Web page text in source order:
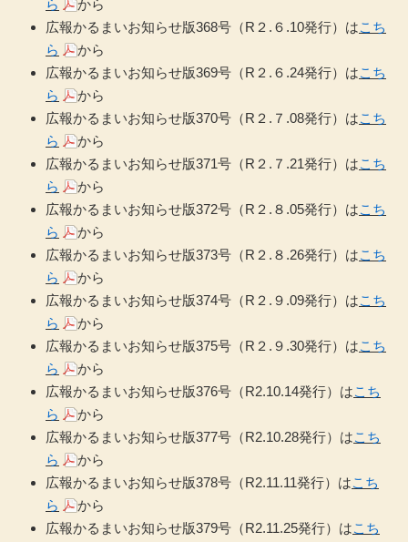
ら
から
広報かるまいお知らせ版368号（R２.６.10発行）はこち
ら
から
広報かるまいお知らせ版369号（R２.６.24発行）はこち
ら
から
広報かるまいお知らせ版370号（R２.７.08発行）はこち
ら
から
広報かるまいお知らせ版371号（R２.７.21発行）はこち
ら
から
広報かるまいお知らせ版372号（R２.８.05発行）はこち
ら
から
広報かるまいお知らせ版373号（R２.８.26発行）はこち
ら
から
広報かるまいお知らせ版374号（R２.９.09発行）はこち
ら
から
広報かるまいお知らせ版375号（R２.９.30発行）はこち
ら
から
広報かるまいお知らせ版376号（R2.10.14発行）はこち
ら
から
広報かるまいお知らせ版377号（R2.10.28発行）はこち
ら
から
広報かるまいお知らせ版378号（R2.11.11発行）はこち
ら
から
広報かるまいお知らせ版379号（R2.11.25発行）はこち